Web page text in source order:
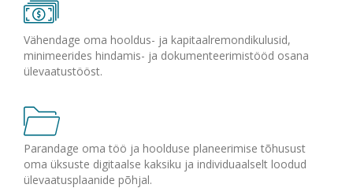
Vähendage oma hooldus- ja kapitaalremondikulusid,
minimeerides hindamis- ja dokumenteerimistööd osana
ülevaatustööst.
Parandage oma töö ja hoolduse planeerimise tõhusust
oma üksuste digitaalse kaksiku ja individuaalselt loodud
ülevaatusplaanide põhjal.